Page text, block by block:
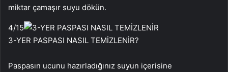
miktar çamaşır suyu dökün.
4/15
3-YER PASPASI NASIL TEMİZLENİR?
Paspasın ucunu hazırladığınız suyun içerisine